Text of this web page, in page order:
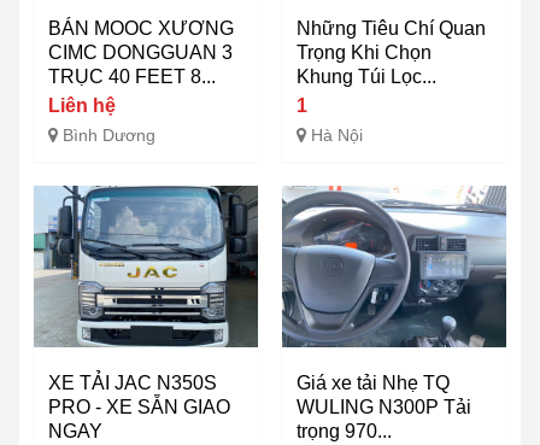
BÁN MOOC XƯƠNG
CIMC DONGGUAN 3
TRỤC 40 FEET 8...
Liên hệ
Bình Dương
Những Tiêu Chí Quan
Trọng Khi Chọn
Khung Túi Lọc...
1
Hà Nội
XE TẢI JAC N350S
PRO - XE SẴN GIAO
NGAY
Giá xe tải Nhẹ TQ
WULING N300P Tải
trọng 970...